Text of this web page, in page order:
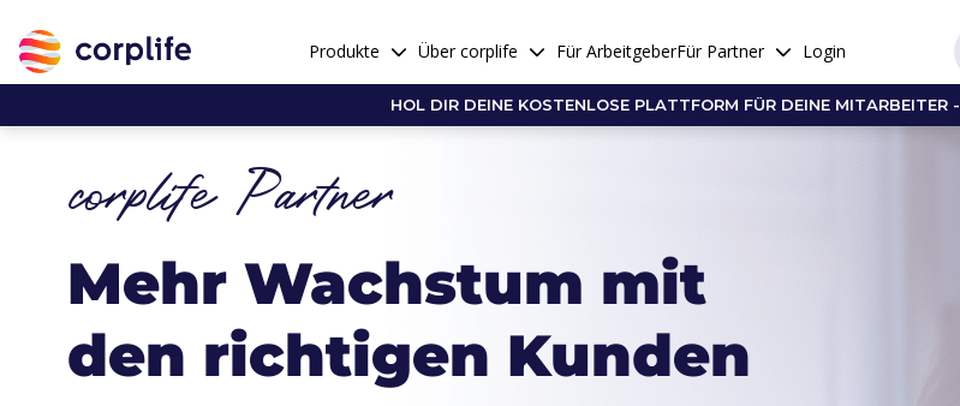
Produkte Über corplife Für ArbeitgeberFür Partner Login
HOL DIR DEINE KOSTENLOSE PLATTFORM FÜR DEINE MITARBEITER -
corplife Partner
Mehr Wachstum mit
den richtigen Kunden